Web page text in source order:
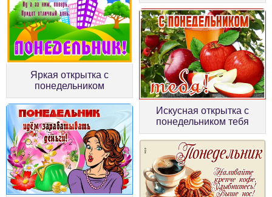
Яркая открытка с
понедельником
Искусная открытка с
понедельником тебя